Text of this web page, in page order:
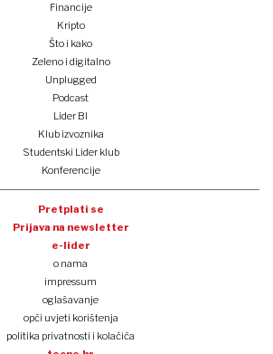
Financije
Kripto
Što i kako
Zeleno i digitalno
Unplugged
Podcast
Lider BI
Klub izvoznika
Studentski Lider klub
Konferencije
Pretplati se
Prijava na newsletter
e-lider
o nama
impressum
oglašavanje
opći uvjeti korištenja
politika privatnosti i kolačića